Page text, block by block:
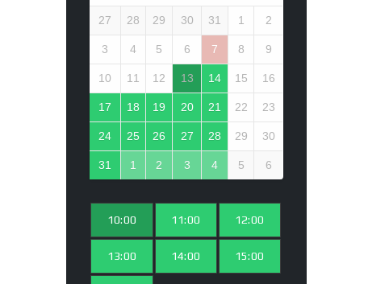
27 28 29 30 31 1 2
3 4 5 6 7 8 9
10 11 12 13 14 15 16
17 18 19 20 21 22 23
24 25 26 27 28 29 30
31 1 2 3 4 5 6
10:00 11:00 12:00
13:00 14:00 15:00